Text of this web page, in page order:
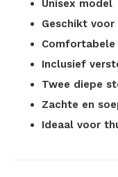
Unisex model
Geschikt voor
Comfortabele
Inclusief
Twee diepe
Zachte en
Ideaal voor